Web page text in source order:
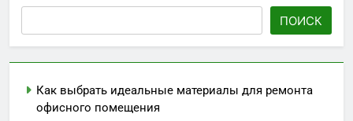
ПОИСК
Как выбрать идеальные материалы для ремонта
офисного помещения